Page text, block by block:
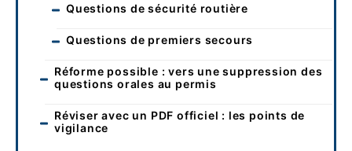
Questions de sécurité routière
Questions de premiers secours
Réforme possible : vers une suppression des
questions orales au permis
Réviser avec un PDF officiel : les points de
vigilance